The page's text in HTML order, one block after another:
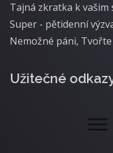
Tajná zkratka k vašim
Super - pětidenní
Nemožné páni, Tvořte
Užitečné